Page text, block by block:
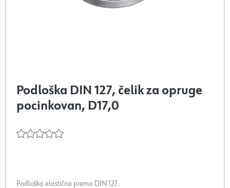
Podloška DIN 127, čelik za opruge
pocinkovan, D17,0
Podloška elastična prema DIN 127.